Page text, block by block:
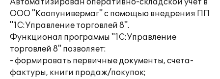
Автоматизирован оперативно-складской учет в
ООО "Коопунивермаг" с помощью внедрения ПП
"1С:Управление торговлей 8".
Функционал программы "1С:Управление
торговлей 8" позволяет:
- формировать первичные документы, счета-
фактуры, книги продаж/покупок;